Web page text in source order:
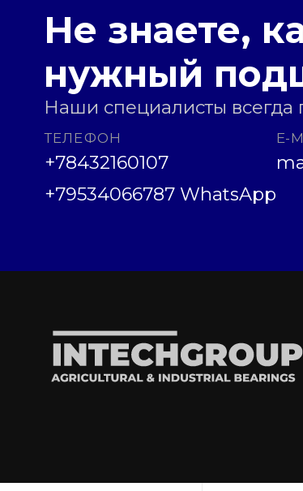
Не знаете,
нужный
Наши специалисты всегда
ТЕЛЕФОН
+78432160107
+79534066787 WhatsApp
E-